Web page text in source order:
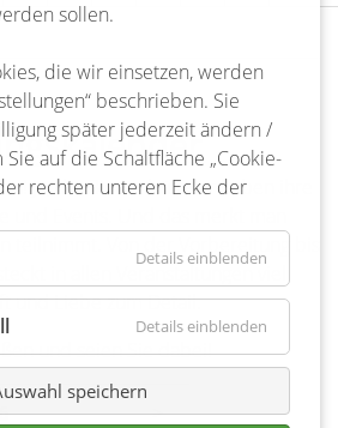
Ja, die Bienenbütteler lieben ihre
und Events. Und das merkt man
teilnimmt. Von der Vorbereitung bis
in allen Veranstaltungen viel
und Liebe zum Detail.
und seien Sie dabei!
>
sollen.
die wir einsetzen, werden
beschrieben. Sie
später jederzeit ändern /
auf die Schaltfläche „Cookie-
rechten unteren Ecke der
Details einblenden
Details einblenden
speichern